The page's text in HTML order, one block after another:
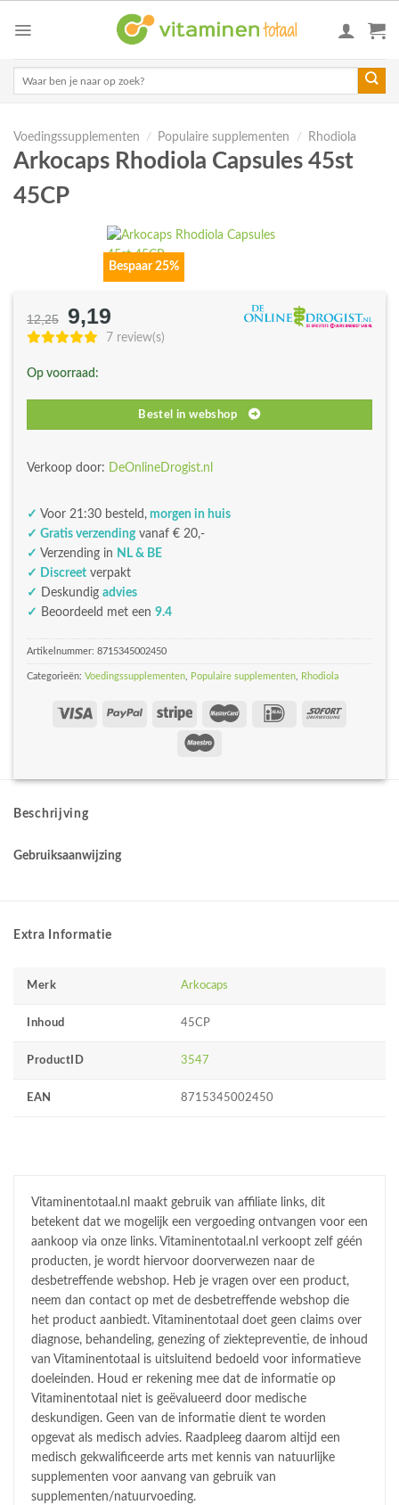
Voedingssupplementen / Populaire supplementen / Rhodiola
Arkocaps Rhodiola Capsules 45st
45CP
Bespaar 25%
12,25
Oorspronkelijke
prijs
€12,25.
9,19
prijs
7 review(s)
Op voorraad:
Bestel in webshop
Verkoop door: DeOnlineDrogist.nl
✓ Voor 21:30 besteld, morgen in huis
✓ Gratis verzendingvanaf € 20,-
✓ Verzending in NL & BE
✓ Discreet verpakt
✓
Deskundig advies
✓ Beoordeeld met een 9.4
Artikelnummer: 8715345002450
Categorieën: Voedingssupplementen Populaire supplementen Rhodiola
Beschrijving
Gebruiksaanwijzing
Extra Informatie
Merk Arkocaps
Inhoud 45CP
ProductID 3547
EAN 8715345002450
Vitaminentotaal.nl maakt gebruik van affiliate links, dit
betekent dat we mogelijk een vergoeding ontvangen voor een
aankoop via onze links. Vitaminentotaal.nl verkoopt zelf géén
producten, je wordt hiervoor doorverwezen naar de
desbetreffende webshop. Heb je vragen over een product,
neem dan contact op met de desbetreffende webshop die
het product aanbiedt. Vitaminentotaal doet geen claims over
diagnose, behandeling, genezing of ziektepreventie, de inhoud
van Vitaminentotaal is uitsluitend bedoeld voor informatieve
doeleinden. Houd er rekening mee dat de informatie op
Vitaminentotaal niet is geëvalueerd door medische
deskundigen. Geen van de informatie dient te worden
opgevat als medisch advies. Raadpleeg daarom altijd een
medisch gekwalificeerde arts met kennis van natuurlijke
supplementen voor aanvang van gebruik van
supplementen/natuurvoeding.